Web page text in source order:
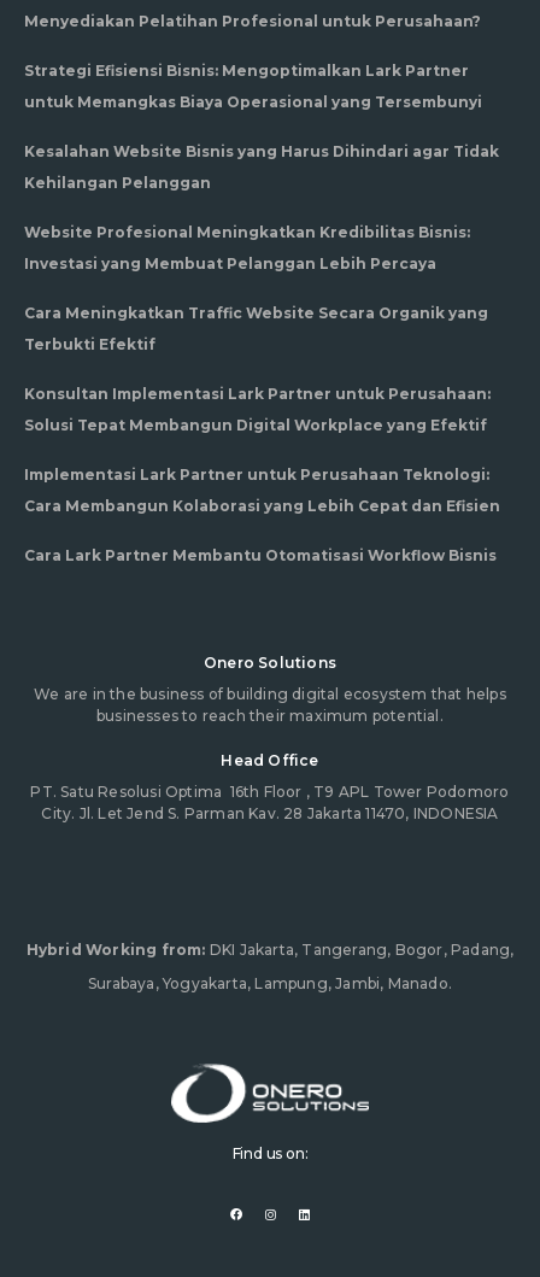
Menyediakan Pelatihan Profesional untuk Perusahaan?
Strategi Efisiensi Bisnis: Mengoptimalkan Lark Partner
untuk Memangkas Biaya Operasional yang Tersembunyi
Kesalahan Website Bisnis yang Harus Dihindari agar Tidak
Kehilangan Pelanggan
Website Profesional Meningkatkan Kredibilitas Bisnis:
Investasi yang Membuat Pelanggan Lebih Percaya
Cara Meningkatkan Traffic Website Secara Organik yang
Terbukti Efektif
Konsultan Implementasi Lark Partner untuk Perusahaan:
Solusi Tepat Membangun Digital Workplace yang Efektif
Implementasi Lark Partner untuk Perusahaan Teknologi:
Cara Membangun Kolaborasi yang Lebih Cepat dan Efisien
Cara Lark Partner Membantu Otomatisasi Workflow Bisnis
Onero Solutions
We are in the business of building digital ecosystem that helps
businesses to reach their maximum potential.
Head Office
PT. Satu Resolusi Optima 16th Floor , T9 APL Tower Podomoro
City. Jl. Let Jend S. Parman Kav. 28 Jakarta 11470, INDONESIA
Hybrid Working from: DKI Jakarta, Tangerang, Bogor, Padang,
Surabaya, Yogyakarta, Lampung, Jambi, Manado.
Find us on:
a
c
n
s
i
n